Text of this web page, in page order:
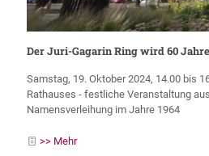
Der Juri-Gagarin Ring wird 60
Samstag, 19. Oktober 2024, 14.00 bis
Rathauses - festliche Veranstaltung
Namensverleihung im Jahre 1964
>> Mehr